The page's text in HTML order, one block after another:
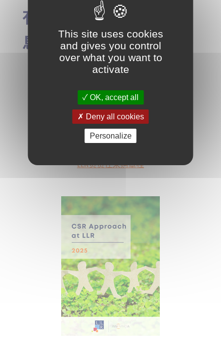
有关我们承诺的更多信
息：
LLR 道德宪章和一般行为准则
LLR负责任采购章程
This site uses cookies
and gives you control
over what you want to
activate
OK, accept all
Deny all cookies
Personalize